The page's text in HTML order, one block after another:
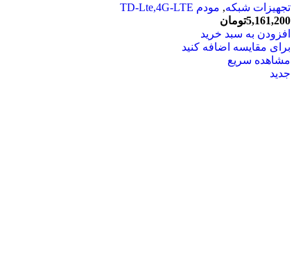
تجهیزات شبکه, مودم TD-Lte,4G-LTE
5,161,200تومان
افزودن به سبد خرید
برای مقایسه اضافه کنید
مشاهده سریع
جدید